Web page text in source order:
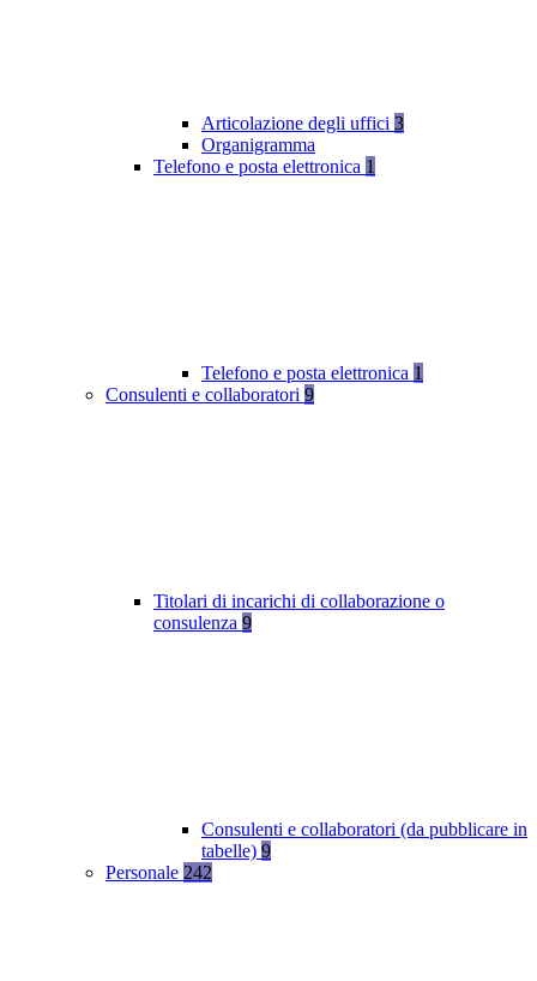
Articolazione degli uffici 3
Organigramma
Telefono e posta elettronica 1
Telefono e posta elettronica 1
Consulenti e collaboratori 9
Titolari di incarichi di collaborazione o
consulenza 9
Consulenti e collaboratori (da pubblicare in
tabelle) 9
Personale 242